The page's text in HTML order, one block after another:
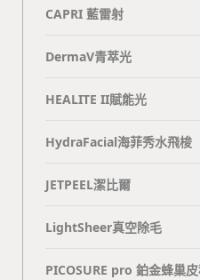
CAPRI 藍雷射
DermaV青萃光
HEALITE II賦能光
HydraFacial海菲秀水飛梭
JETPEEL潔比爾
LightSheer真空除毛
PICOSURE pro 鉑金蜂巢